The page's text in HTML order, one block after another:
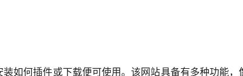
如何插件或下载便可使用。该网站具备有多种功能